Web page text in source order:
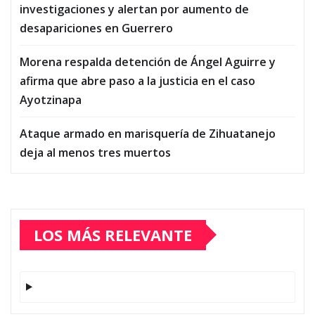
investigaciones y alertan por aumento de
desapariciones en Guerrero
Morena respalda detención de Ángel Aguirre y
afirma que abre paso a la justicia en el caso
Ayotzinapa
Ataque armado en marisquería de Zihuatanejo
deja al menos tres muertos
LOS MÁS RELEVANTE